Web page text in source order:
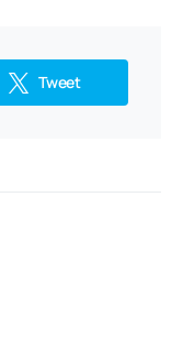
Tweet